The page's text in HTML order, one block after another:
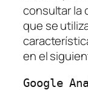
consultar la
que se
en el
Google